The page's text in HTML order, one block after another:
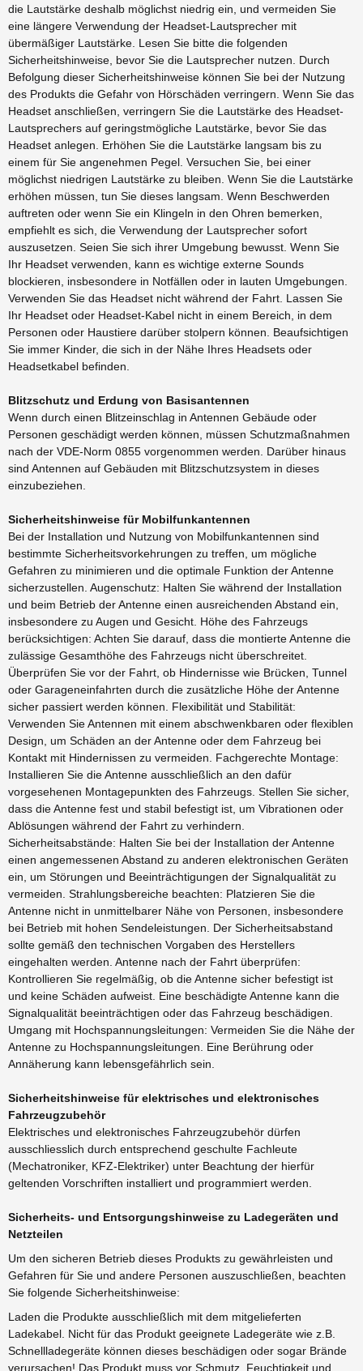
die Lautstärke deshalb möglichst niedrig ein, und vermeiden Sie
eine längere Verwendung der Headset-Lautsprecher mit
übermäßiger Lautstärke. Lesen Sie bitte die folgenden
Sicherheitshinweise, bevor Sie die Lautsprecher nutzen. Durch
Befolgung dieser Sicherheitshinweise können Sie bei der Nutzung
des Produkts die Gefahr von Hörschäden verringern. Wenn Sie das
Headset anschließen, verringern Sie die Lautstärke des Headset-
Lautsprechers auf geringstmögliche Lautstärke, bevor Sie das
Headset anlegen. Erhöhen Sie die Lautstärke langsam bis zu
einem für Sie angenehmen Pegel. Versuchen Sie, bei einer
möglichst niedrigen Lautstärke zu bleiben. Wenn Sie die Lautstärke
erhöhen müssen, tun Sie dieses langsam. Wenn Beschwerden
auftreten oder wenn Sie ein Klingeln in den Ohren bemerken,
empfiehlt es sich, die Verwendung der Lautsprecher sofort
auszusetzen. Seien Sie sich ihrer Umgebung bewusst. Wenn Sie
Ihr Headset verwenden, kann es wichtige externe Sounds
blockieren, insbesondere in Notfällen oder in lauten Umgebungen.
Verwenden Sie das Headset nicht während der Fahrt. Lassen Sie
Ihr Headset oder Headset-Kabel nicht in einem Bereich, in dem
Personen oder Haustiere darüber stolpern können. Beaufsichtigen
Sie immer Kinder, die sich in der Nähe Ihres Headsets oder
Headsetkabel befinden.
Blitzschutz und Erdung von Basisantennen
Wenn durch einen Blitzeinschlag in Antennen Gebäude oder
Personen geschädigt werden können, müssen Schutzmaßnahmen
nach der VDE-Norm 0855 vorgenommen werden. Darüber hinaus
sind Antennen auf Gebäuden mit Blitzschutzsystem in dieses
einzubeziehen.
Sicherheitshinweise für Mobilfunkantennen
Bei der Installation und Nutzung von Mobilfunkantennen sind
bestimmte Sicherheitsvorkehrungen zu treffen, um mögliche
Gefahren zu minimieren und die optimale Funktion der Antenne
sicherzustellen. Augenschutz: Halten Sie während der Installation
und beim Betrieb der Antenne einen ausreichenden Abstand ein,
insbesondere zu Augen und Gesicht. Höhe des Fahrzeugs
berücksichtigen: Achten Sie darauf, dass die montierte Antenne die
zulässige Gesamthöhe des Fahrzeugs nicht überschreitet.
Überprüfen Sie vor der Fahrt, ob Hindernisse wie Brücken, Tunnel
oder Garageneinfahrten durch die zusätzliche Höhe der Antenne
sicher passiert werden können. Flexibilität und Stabilität:
Verwenden Sie Antennen mit einem abschwenkbaren oder flexiblen
Design, um Schäden an der Antenne oder dem Fahrzeug bei
Kontakt mit Hindernissen zu vermeiden. Fachgerechte Montage:
Installieren Sie die Antenne ausschließlich an den dafür
vorgesehenen Montagepunkten des Fahrzeugs. Stellen Sie sicher,
dass die Antenne fest und stabil befestigt ist, um Vibrationen oder
Ablösungen während der Fahrt zu verhindern.
Sicherheitsabstände: Halten Sie bei der Installation der Antenne
einen angemessenen Abstand zu anderen elektronischen Geräten
ein, um Störungen und Beeinträchtigungen der Signalqualität zu
vermeiden. Strahlungsbereiche beachten: Platzieren Sie die
Antenne nicht in unmittelbarer Nähe von Personen, insbesondere
bei Betrieb mit hohen Sendeleistungen. Der Sicherheitsabstand
sollte gemäß den technischen Vorgaben des Herstellers
eingehalten werden. Antenne nach der Fahrt überprüfen:
Kontrollieren Sie regelmäßig, ob die Antenne sicher befestigt ist
und keine Schäden aufweist. Eine beschädigte Antenne kann die
Signalqualität beeinträchtigen oder das Fahrzeug beschädigen.
Umgang mit Hochspannungsleitungen: Vermeiden Sie die Nähe der
Antenne zu Hochspannungsleitungen. Eine Berührung oder
Annäherung kann lebensgefährlich sein.
Sicherheitshinweise für elektrisches und elektronisches
Fahrzeugzubehör
Elektrisches und elektronisches Fahrzeugzubehör dürfen
ausschliesslich durch entsprechend geschulte Fachleute
(Mechatroniker, KFZ-Elektriker) unter Beachtung der hierfür
geltenden Vorschriften installiert und programmiert werden.
Sicherheits- und Entsorgungshinweise zu Ladegeräten und
Netzteilen
Um den sicheren Betrieb dieses Produkts zu gewährleisten und
Gefahren für Sie und andere Personen auszuschließen, beachten
Sie folgende Sicherheitshinweise:
Laden die Produkte ausschließlich mit dem mitgelieferten
Ladekabel. Nicht für das Produkt geeignete Ladegeräte wie z.B.
Schnellladegeräte können dieses beschädigen oder sogar Brände
verursachen! Das Produkt muss vor Schmutz, Feuchtigkeit und